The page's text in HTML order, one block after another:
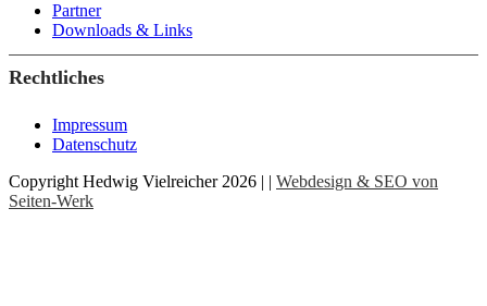
Partner
Downloads & Links
Rechtliches
Impressum
Datenschutz
Copyright Hedwig Vielreicher 2026 | | Webdesign & SEO von
Seiten-Werk